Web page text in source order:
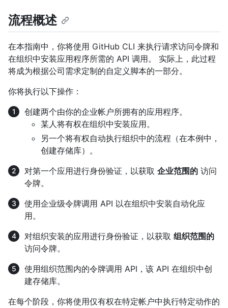
流程概述
在本指南中，你将使用 GitHub CLI 来执行请求访问令牌和
在组织中安装应用程序所需的 API 调用。 实际上，此过程
将成为根据公司需求定制的自定义脚本的一部分。
你将执行以下操作：
创建两个由你的企业帐户所拥有的应用程序。
某人将有权在组织中安装应用。
另一个将有权自动执行组织中的流程（在本例中，
创建存储库）。
对第一个应用进行身份验证，以获取 企业范围的 访问
令牌。
使用企业级令牌调用 API 以在组织中安装自动化应
用。
对组织安装的应用进行身份验证，以获取 组织范围的
访问令牌。
使用组织范围内的令牌调用 API，该 API 在组织中创
建存储库。
在每个阶段，你将使用仅有权在特定帐户中执行特定动作的